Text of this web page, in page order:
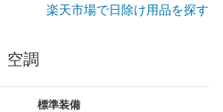
楽天市場で日除け用品を探す
空調
標準装備